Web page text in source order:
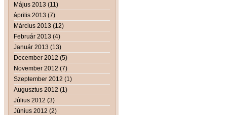
Május 2013 (11)
április 2013 (7)
Március 2013 (12)
Február 2013 (4)
Január 2013 (13)
December 2012 (5)
November 2012 (7)
Szeptember 2012 (1)
Augusztus 2012 (1)
Július 2012 (3)
Június 2012 (2)